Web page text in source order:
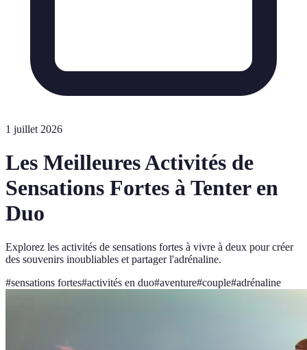
1 juillet 2026
Les Meilleures Activités de
Sensations Fortes à Tenter en
Duo
Explorez les activités de sensations fortes à vivre à deux pour créer
des souvenirs inoubliables et partager l'adrénaline.
#sensations fortes#activités en duo#aventure#couple#adrénaline